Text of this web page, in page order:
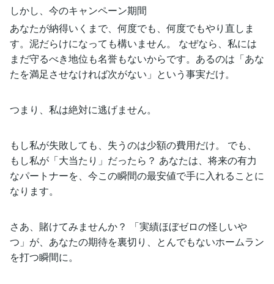
しかし、今のキャンペーン期間
あなたが納得いくまで、何度でも、何度でもやり直しま
す。泥だらけになっても構いません。 なぜなら、私には
まだ守るべき地位も名誉もないからです。あるのは「あな
たを満足させなければ次がない」という事実だけ。
つまり、私は絶対に逃げません。
もし私が失敗しても、失うのは少額の費用だけ。 でも、
もし私が「大当たり」だったら？ あなたは、将来の有力
なパートナーを、今この瞬間の最安値で手に入れることに
なります。
さあ、賭けてみませんか？ 「実績ほぼゼロの怪しいや
つ」が、あなたの期待を裏切り、とんでもないホームラン
を打つ瞬間に。